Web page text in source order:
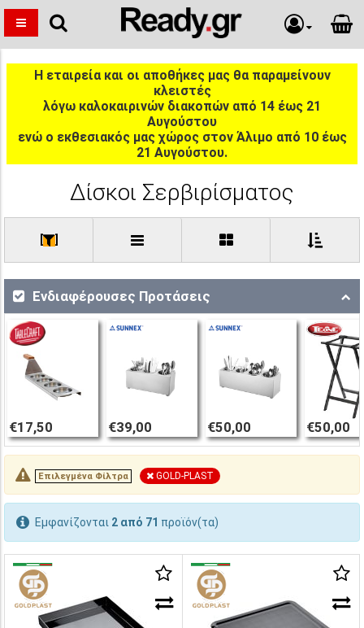
Η εταιρεία και οι αποθήκες μας θα παραμείνουν
κλειστές
λόγω καλοκαιρινών διακοπών από 14 έως 21
Αυγούστου
ενώ ο εκθεσιακός μας χώρος στον Άλιμο από 10 έως
21 Αυγούστου.
Δίσκοι Σερβιρίσματος
[ ]
Ενδιαφέρουσες Προτάσεις
€17,50 €39,00 €50,00 €50,00
Επιλεγμένα Φίλτρα GOLD-PLAST
Εμφανίζονται 2 από 71 προϊόν(τα)